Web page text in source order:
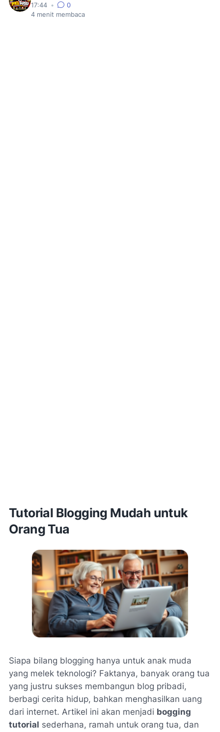
17:44 •
0
4 menit membaca
Tutorial Blogging Mudah untuk
Orang Tua
Siapa bilang blogging hanya untuk anak muda
yang melek teknologi? Faktanya, banyak orang tua
yang justru sukses membangun blog pribadi,
berbagi cerita hidup, bahkan menghasilkan uang
dari internet. Artikel ini akan menjadi bogging
tutorial sederhana, ramah untuk orang tua, dan